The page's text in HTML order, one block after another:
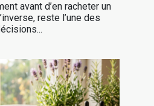
avant d’en racheter un
reste l’une des